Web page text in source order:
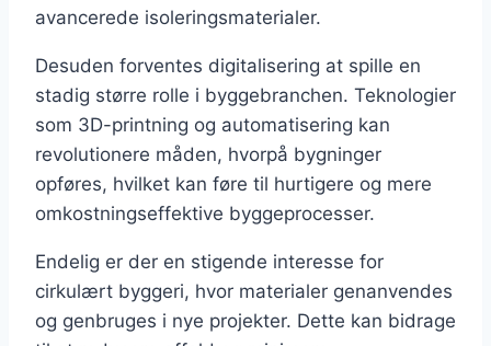
avancerede isoleringsmaterialer.
Desuden forventes digitalisering at spille en
stadig større rolle i byggebranchen. Teknologier
som 3D-printning og automatisering kan
revolutionere måden, hvorpå bygninger
opføres, hvilket kan føre til hurtigere og mere
omkostningseffektive byggeprocesser.
Endelig er der en stigende interesse for
cirkulært byggeri, hvor materialer genanvendes
og genbruges i nye projekter. Dette kan bidrage